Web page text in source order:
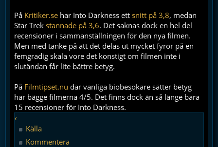
På Kritiker.se har Into Darkness ettsnitt på 3,8, medan
Star Trekstannade på 3,6. Det saknas dock en hel del
recensioner i sammanställningen för den nya filmen.
Men med tanke på att det delas ut mycket fyror på en
femgradig skala vore det konstigt om filmen inte i
slutändan får lite bättre betyg.
På Filmtipset.nu där vanliga biobesökare sätter betyg
har bägge filmerna 4/5. Det finns dock än så länge bara
15 recensioner för Into Darkness.
‹
Källa
Kommentera